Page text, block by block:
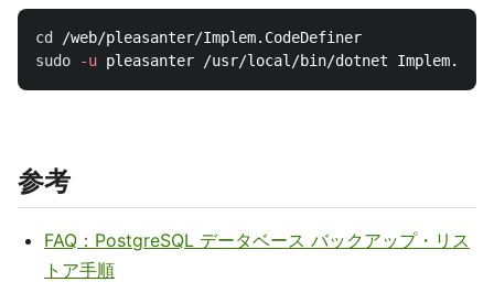
cd
sudo
-u pleasanter /usr/local/bin/dotnet
参考
FAQ：PostgreSQL データベース バックアップ・リス
トア手順